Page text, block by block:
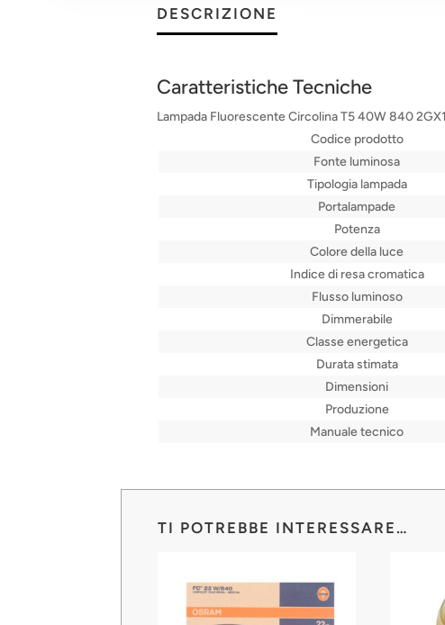
DESCRIZIONE
Caratteristiche Tecniche
Lampada Fluorescente Circolina T5 40W 840
Codice prodotto
Fonte luminosa
Tipologia lampada
Portalampade
Potenza
Colore della luce
Indice di resa cromatica
Flusso luminoso
Dimmerabile
Classe energetica
Durata stimata
Dimensioni
Produzione
Manuale tecnico
TI POTREBBE INTERESSARE…